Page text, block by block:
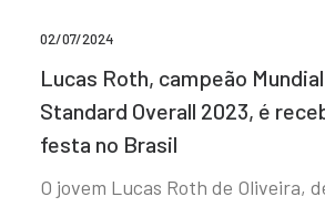
02/07/2024
Lucas Roth, campeão
Standard Overall 2023, é
festa no Brasil
O jovem Lucas Roth de Oliveira,